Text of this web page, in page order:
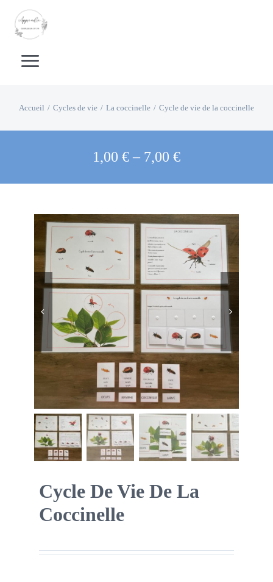
Passer
contenu
Toggle
Calendrier
Apprentissage de la lecture
Boutique des lutins
Rechercher:
Mon compte
Accueil Cycles de vie La coccinelle Cycle de vie de la coccinelle
1,00 €– 7,00 €
 
Cycle De Vie De La
Coccinelle